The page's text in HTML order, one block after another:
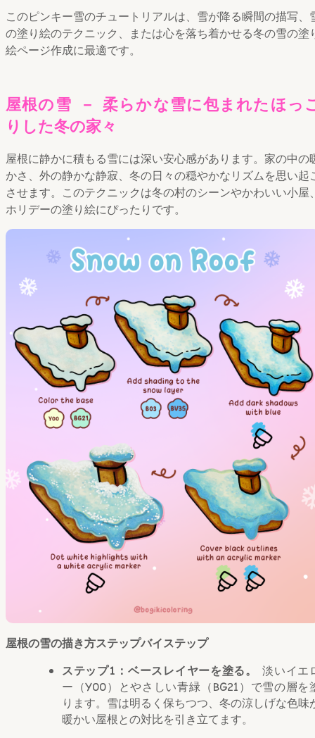
このピンキー雪のチュートリアルは、雪が降る瞬間の描写、
の塗り絵のテクニック、または心を落ち着かせる冬の雪の塗
絵ページ作成に最適です。
屋根の雪 － 柔らかな雪に包まれたほっ
りした冬の家々
屋根に静かに積もる雪には深い安心感があります。家の中の
かさ、外の静かな静寂、冬の日々の穏やかなリズムを思い起
させます。このテクニックは冬の村のシーンやかわいい小屋
ホリデーの塗り絵にぴったりです。
屋根の雪の描き方ステップバイステップ
ステップ1：ベースレイヤーを塗る。淡いイエ
ー（Y00）とやさしい青緑（BG21）で雪の層を
ります。雪は明るく保ちつつ、冬の涼しげな色味
暖かい屋根との対比を引き立てます。